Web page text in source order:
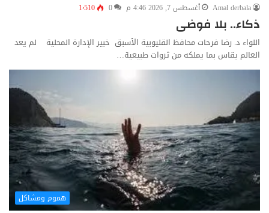
Amal derbala
أغسطس 7, 2026 4:46 م 0 1٬510
ذكاء.. بلا فوضى
اللواء د. رضا فرحات محافظ القليوبية الأسبق خبير الإدارة المحلية لم يعد
العالم يقاس بما يملكه من ثروات طبيعية…
هموم ومشاكل